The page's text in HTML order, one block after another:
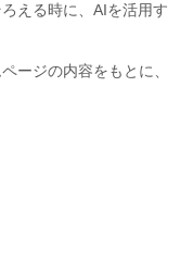
える時に、AIを活用す
ージの内容をもとに、